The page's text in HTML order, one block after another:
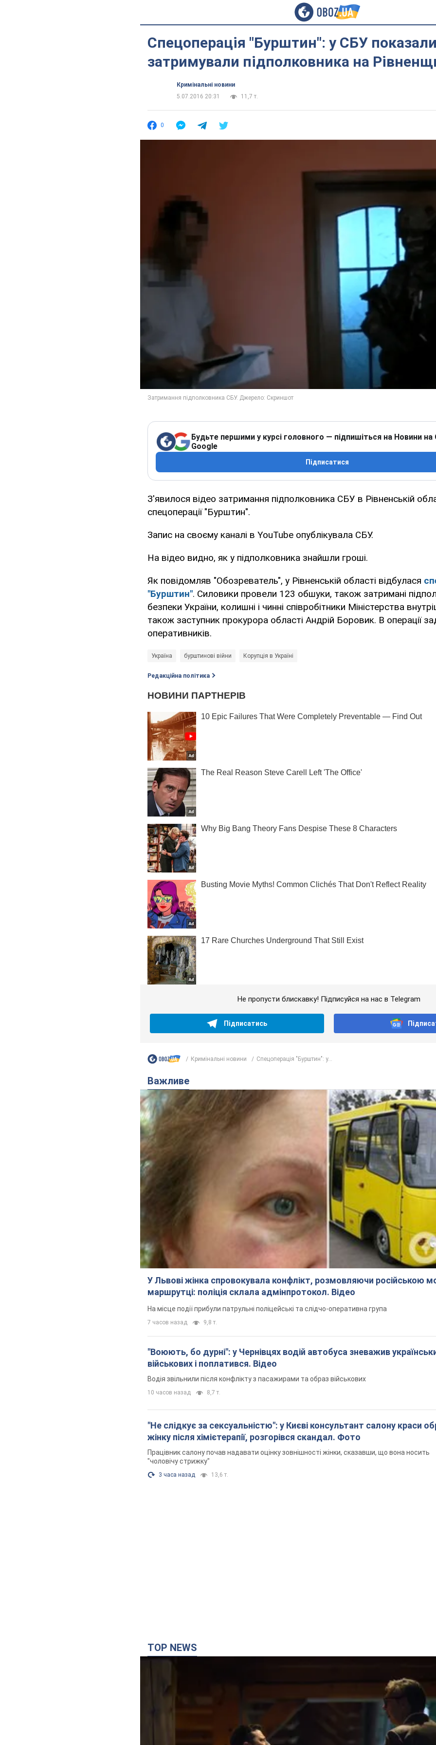
Спецоперація "Бурштин": у СБУ
затримували підполковника на
Кримінальні новини
5.07.2016 20:31
11,7 т.
0
Будьте першими у курсі головного — підпишіться на Новини на
Google
Підписатися
З'явилося відео затримання підполковника СБУ в Рівненській
спецоперації "Бурштин".
Запис на своєму каналі в YouTube опублікувала СБУ.
На відео видно, як у підполковника знайшли гроші.
Як повідомляв "Обозреватель", у Рівненській області відбулася
"Бурштин". Силовики провели 123 обшуки, також затримані
безпеки України, колишні і чинні співробітники Міністерства
також заступник прокурора області Андрій Боровик. В операції
оперативників.
Україна бурштинові війни Корупція в Україні
Редакційна політика
Не пропусти блискавку! Підписуйся на нас в Telegram
Підписатись
Кримінальні новини Спецоперація "Бурштин": у...
Важливе
У Львові жінка спровокувала конфлікт, розмовляючи російською
маршрутці: поліція склала адмінпротокол. Відео
На місце події прибули патрульні поліцейські та слідчо-оперативна група
7 часов назад 9,8 т.
"Воюють, бо дурні": у Чернівцях водій автобуса зневажив
військових і поплатився. Відео
Водія звільнили після конфлікту з пасажирами та образ військових
10 часов назад 8,7 т.
"Не слідкує за сексуальністю": у Києві консультант салону краси
жінку після хімієтерапії, розгорівся скандал. Фото
Працівник салону почав надавати оцінку зовнішності жінки, сказавши, що вона носить
"чоловічу стрижку"
3 часа назад 13,6 т.
TOP NEWS